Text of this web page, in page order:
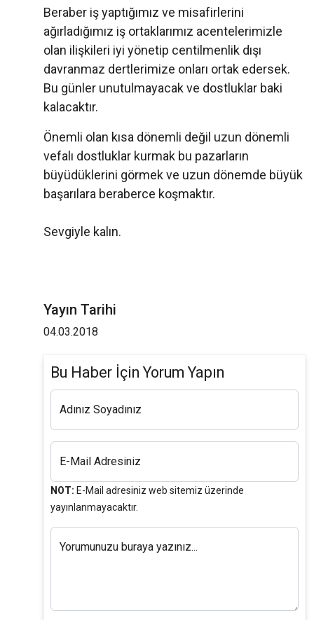
Beraber iş yaptığımız ve misafirlerini
ağırladığımız iş ortaklarımız acentelerimizle
olan ilişkileri iyi yönetip centilmenlik dışı
davranmaz dertlerimize onları ortak edersek.
Bu günler unutulmayacak ve dostluklar baki
kalacaktır.
Önemli olan kısa dönemli değil uzun dönemli
vefalı dostluklar kurmak bu pazarların
büyüdüklerini görmek ve uzun dönemde büyük
başarılara beraberce koşmaktır.
Sevgiyle kalın.
Yayın Tarihi
04.03.2018
Bu Haber İçin Yorum Yapın
Adınız Soyadınız
E-Mail Adresiniz
NOT: E-Mail adresiniz web sitemiz üzerinde
yayınlanmayacaktır.
Yorumunuzu buraya yazınız...